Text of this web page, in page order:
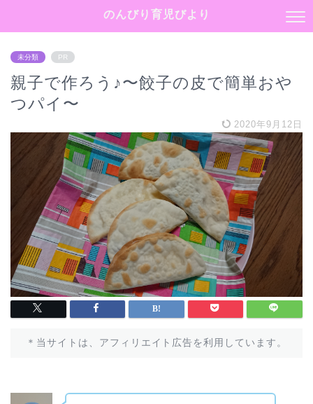
のんびり育児びより
未分類 PR
親子で作ろう♪〜餃子の皮で簡単おや
つパイ〜
2020年9月12日
＊当サイトは、アフィリエイト広告を利用しています。